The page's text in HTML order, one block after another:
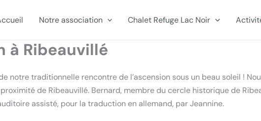
Notre association Chalet Refuge Lac Noir
à Ribeauvillé
notre traditionnelle rencontre de l’ascension sous un beau soleil !
de Ribeauvillé. Bernard, membre du cercle historique de
assisté, pour la traduction en allemand, par Jeannine.